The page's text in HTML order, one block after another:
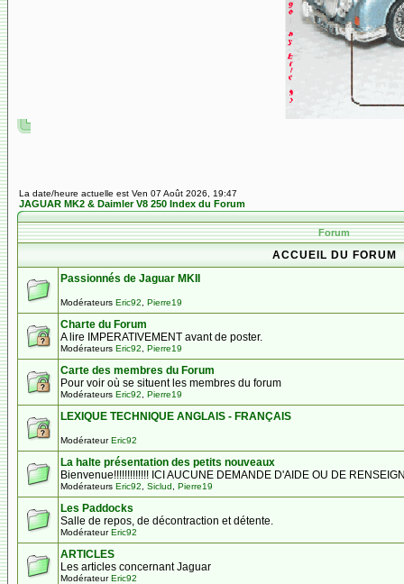
La date/heure actuelle est Ven 07 Août 2026, 19:47
JAGUAR MK2 & Daimler V8 250 Index du Forum
Forum
ACCUEIL DU FORUM
Passionnés de Jaguar MKII
Modérateurs Eric92 Pierre19
Charte du Forum
A lire IMPERATIVEMENT avant de poster.
Modérateurs Eric92 Pierre19
Carte des membres du Forum
Pour voir où se situent les membres du forum
Modérateurs Eric92 Pierre19
LEXIQUE TECHNIQUE ANGLAIS - FRANÇAIS
ModérateurEric92
La halte présentation des petits nouveaux
Bienvenue!!!!!!!!!!!!! ICI AUCUNE DEMANDE D'AIDE OU DE
Modérateurs Eric92 Siclud Pierre19
Les Paddocks
Salle de repos, de décontraction et détente.
ModérateurEric92
ARTICLES
Les articles concernant Jaguar
ModérateurEric92